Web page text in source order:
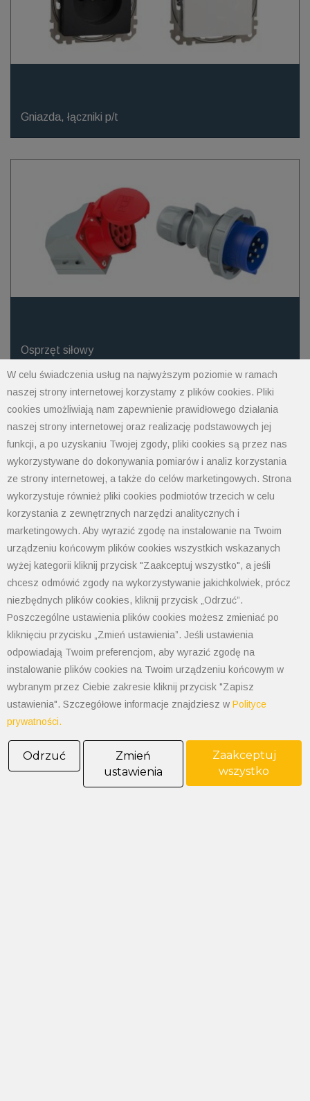
W celu świadczenia usług na najwyższym poziomie w ramach
naszej strony internetowej korzystamy z plików cookies. Pliki
cookies umożliwiają nam zapewnienie prawidłowego działania
naszej strony internetowej oraz realizację podstawowych jej
funkcji, a po uzyskaniu Twojej zgody, pliki cookies są przez nas
wykorzystywane do dokonywania pomiarów i analiz korzystania
ze strony internetowej, a także do celów marketingowych. Strona
wykorzystuje również pliki cookies podmiotów trzecich w celu
korzystania z zewnętrznych narzędzi analitycznych i
marketingowych. Aby wyrazić zgodę na instalowanie na Twoim
urządzeniu końcowym plików cookies wszystkich wskazanych
wyżej kategorii kliknij przycisk "Zaakceptuj wszystko", a jeśli
chcesz odmówić zgody na wykorzystywanie jakichkolwiek, prócz
niezbędnych plików cookies, kliknij przycisk „Odrzuć”.
Poszczególne ustawienia plików cookies możesz zmieniać po
kliknięciu przycisku „Zmień ustawienia”. Jeśli ustawienia
odpowiadają Twoim preferencjom, aby wyrazić zgodę na
instalowanie plików cookies na Twoim urządzeniu końcowym w
wybranym przez Ciebie zakresie kliknij przycisk "Zapisz
ustawienia". Szczegółowe informacje znajdziesz w Polityce
prywatności.
Odrzuć
Zmień
ustawienia
Zaakceptuj
wszystko
Gniazda, łączniki p/t
Osprzęt siłowy
POLIMET S. Kij spółka jawna
43-300 Bielsko-Biała ul. Grażyńskiego 74
Polityka prywatności
Informacja od administratora danych
Informacje GPSR
Ogólne warunki sprzedaży
tel: 33 497-77-77
fax: 33 497-77-10
email:biuro@polimet.com.pl
Godziny otwarcia: 7:30-15:30
NIP: 547-008-67-86
REGON: 070008398
POLIMET S. Kij spółka jawna
Oddział Dąbrowa Górnicza